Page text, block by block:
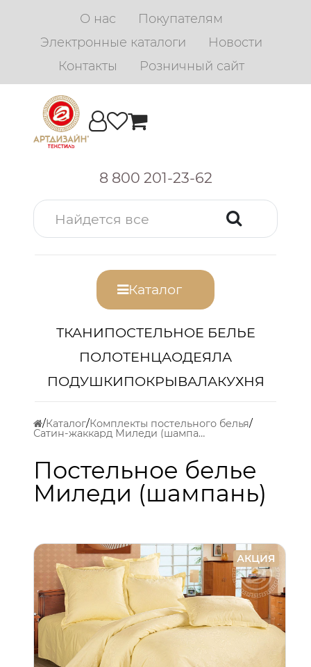
О нас
Покупателям
Электронные каталоги
Новости
Контакты
Розничный сайт
8 800 201-23-62
Каталог
ТКАНИПОСТЕЛЬНОЕ БЕЛЬЕ
ПОЛОТЕНЦАОДЕЯЛА
ПОДУШКИПОКРЫВАЛАКУХНЯ
Каталог Комплекты постельного белья
Сатин-жаккард Миледи (шампань)
Постельное белье
Миледи (шампань)
АКЦИЯ